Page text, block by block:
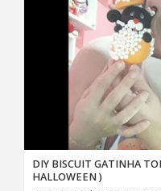
DIY BISCUIT GATINHA
HALLOWEEN )